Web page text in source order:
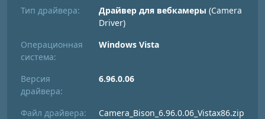
Тип драйвера: Драйвер для вебкамеры (Camera
Driver)
Операционная
система:
Windows Vista
Версия
драйвера:
6.96.0.06
Файл драйвера:
Camera_Bison_6.96.0.06_Vistax86.zip